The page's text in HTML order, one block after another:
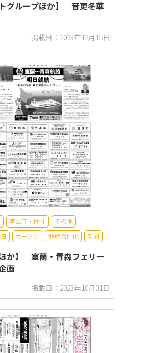
トグループほか】 音更冬華
掲載日：2023年12月15日
官公庁・団体
その他
オープン 地域活性化 新聞
ほか】 室蘭・青森フェリー
画
掲載日：2023年10月01日